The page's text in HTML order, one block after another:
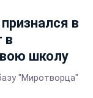
в
в
школу
"Миротворца"